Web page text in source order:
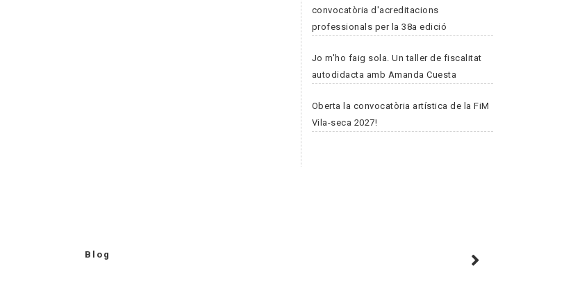
convocatòria d'acreditacions
professionals per la 38a edició
Jo m'ho faig sola. Un taller de fiscalitat
autodidacta amb Amanda Cuesta
Oberta la convocatòria artística de la FiM
Vila-seca 2027!
Blog